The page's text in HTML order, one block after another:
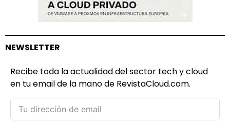
NEWSLETTER
Recibe toda la actualidad del sector tech y cloud
en tu email de la mano de RevistaCloud.com.